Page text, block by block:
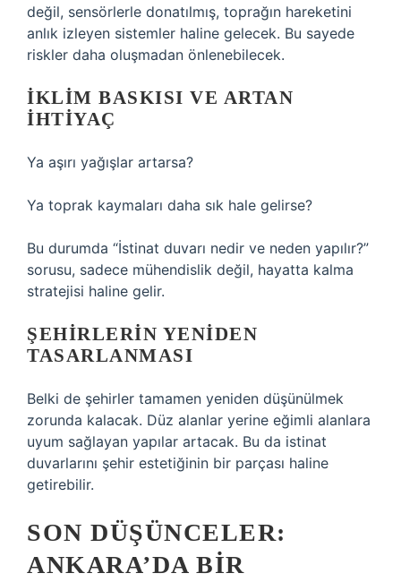
değil, sensörlerle donatılmış, toprağın hareketini
anlık izleyen sistemler haline gelecek. Bu sayede
riskler daha oluşmadan önlenebilecek.
İKLIM BASKISI VE ARTAN
IHTIYAÇ
Ya aşırı yağışlar artarsa?
Ya toprak kaymaları daha sık hale gelirse?
Bu durumda “İstinat duvarı nedir ve neden yapılır?”
sorusu, sadece mühendislik değil, hayatta kalma
stratejisi haline gelir.
ŞEHIRLERIN YENIDEN
TASARLANMASI
Belki de şehirler tamamen yeniden düşünülmek
zorunda kalacak. Düz alanlar yerine eğimli alanlara
uyum sağlayan yapılar artacak. Bu da istinat
duvarlarını şehir estetiğinin bir parçası haline
getirebilir.
SON DÜŞÜNCELER:
ANKARA’DA BIR